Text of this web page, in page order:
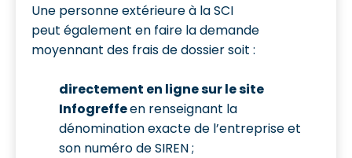
Une personne extérieure à la SCI
peut également en faire la demande
moyennant des frais de dossier soit :
directement en ligne sur le site
Infogreffeen renseignant la
dénomination exacte de l’entreprise et
son numéro de SIREN ;